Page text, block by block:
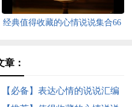
经典值得收藏的心情说说集合66
章：
【必备】表达心情的说说汇编